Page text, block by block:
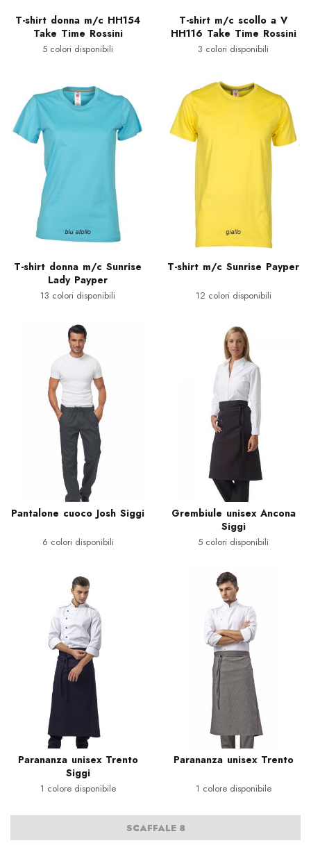
T-shirt donna m/c HH154
Take Time Rossini
5 colori disponibili
T-shirt m/c scollo a V
HH116 Take Time Rossini
3 colori disponibili
T-shirt donna m/c Sunrise
Lady Payper
13 colori disponibili
T-shirt m/c Sunrise Payper
12 colori disponibili
Pantalone cuoco Josh Siggi
6 colori disponibili
Grembiule unisex Ancona
Siggi
5 colori disponibili
Parananza unisex Trento
Siggi
1 colore disponibile
Parananza unisex Trento
1 colore disponibile
SCAFFALE 8